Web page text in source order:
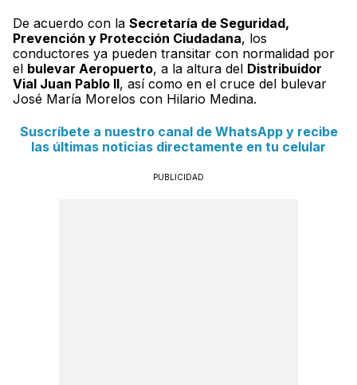
De acuerdo con la Secretaría de Seguridad,
Prevención y Protección Ciudadana, los
conductores ya pueden transitar con normalidad por
el bulevar Aeropuerto, a la altura del Distribuidor
Vial Juan Pablo II, así como en el cruce del bulevar
José María Morelos con Hilario Medina.
Suscríbete a nuestro canal de WhatsApp y recibe
las últimas noticias directamente en tu celular
PUBLICIDAD